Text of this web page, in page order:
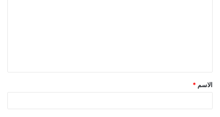
ق
*
الاسم *